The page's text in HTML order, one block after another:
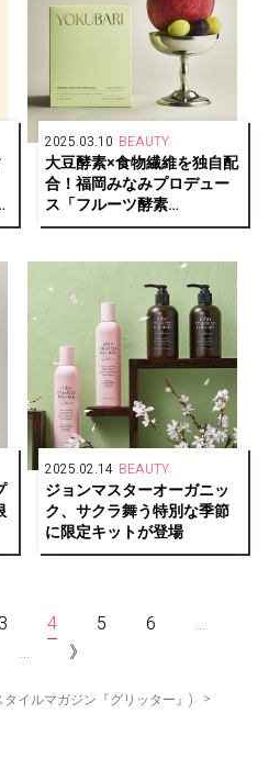
2025.03.10 BEAUTY
大豆酵素×食物繊維を独自配
合！福岡みなみプロデュー
ス「フルーツ酵素
YOKUBARI」がリニューア
2025.02.14 BEAUTY
ジョンマスターオーガニッ
ク、サクラ舞う特別な季節
に限定キットが登場
3 4 5 6
...
... 》
イルマガジン『グリッター』)
>